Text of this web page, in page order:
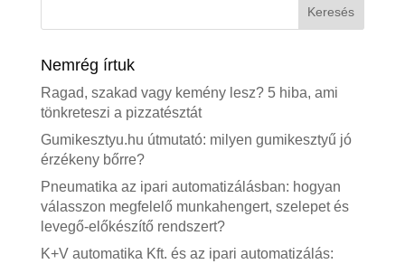
Nemrég írtuk
Ragad, szakad vagy kemény lesz? 5 hiba, ami
tönkreteszi a pizzatésztát
Gumikesztyu.hu útmutató: milyen gumikesztyű jó
érzékeny bőrre?
Pneumatika az ipari automatizálásban: hogyan
válasszon megfelelő munkahengert, szelepet és
levegő-előkészítő rendszert?
K+V automatika Kft. és az ipari automatizálás: